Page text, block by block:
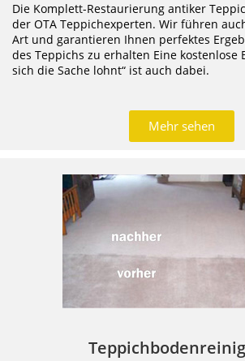
Die Komplett-Restaurierung antiker
der OTA Teppichexperten. Wir führen
Art und garantieren Ihnen perfektes
des Teppichs zu erhalten Eine kostenlose
sich die Sache lohnt“ ist auch dabei.
Mehr sehen